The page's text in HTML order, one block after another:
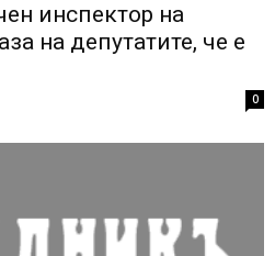
инспектор на
на депутатите, че е
0